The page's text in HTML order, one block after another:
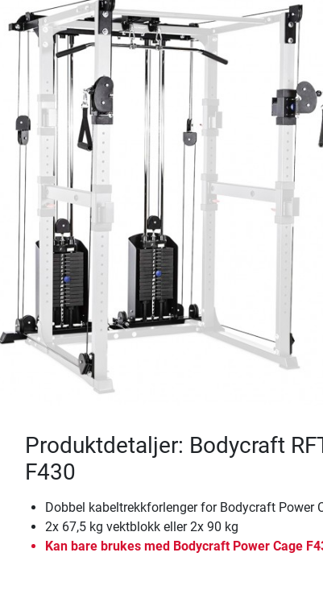
Produktdetaljer: Bodycraft
F430
Dobbel kabeltrekkforlenger for Bodycraft Power
2x 67,5 kg vektblokk eller 2x 90 kg
Kan bare brukes med Bodycraft Power Cage